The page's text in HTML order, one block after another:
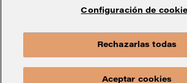
Configuración de cookies
Política de protección
Configuración de
Rechazarlas todas
Aceptar cookies